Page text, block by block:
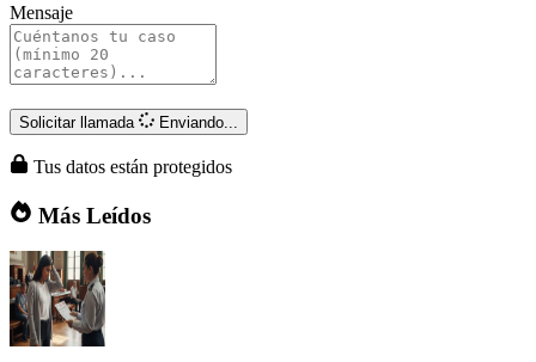
Mensaje
Solicitar llamada Enviando...
Tus datos están protegidos
Más Leídos